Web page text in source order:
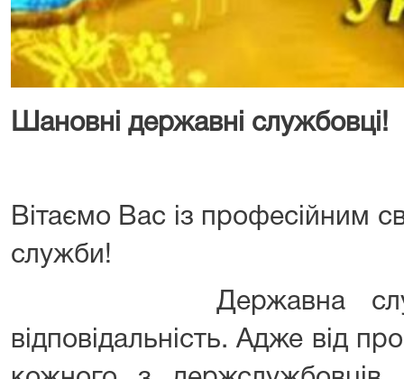
Шановні державні службовці!
Вітаємо Вас із професійним
служби!
Державна служба
відповідальність. Адже від